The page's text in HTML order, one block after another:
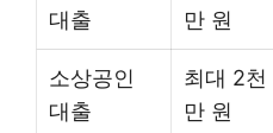
대출
만 원
소상공인
대출
최대 2천
만 원